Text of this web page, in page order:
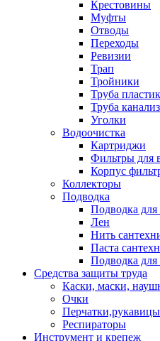
Крестовины
Муфты
Отводы
Переходы
Ревизии
Трап
Тройники
Труба
Труба
Уголки
Водоочистка
Картриджи
Фильтры для
Корпус
Коллекторы
Подводка
Подводка для
Лен
Нить
Паста
Подводка для
Средства защиты труда
Каски, маски,
Очки
Перчатки,рукавицы
Респираторы
Инструмент и крепеж